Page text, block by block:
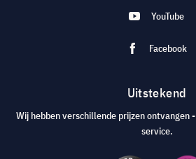
YouTube
Facebook
Uitstekend
Wij hebben verschillende prijzen ontvangen
service.